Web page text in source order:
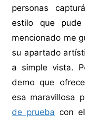
personas
estilo que
mencionado me
su apartado
a simple vista.
demo que
esa maravillosa
de prueba con